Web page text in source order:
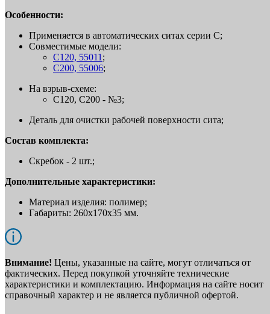
Особенности:
Применяется в автоматических ситах серии С;
Совместимые модели:
C120, 55011 ;
C200, 55006;
На взрыв-схеме:
C120, C200 - №3;
Деталь для очистки рабочей поверхности сита;
Состав комплекта:
Скребок - 2 шт.;
Дополнительные характеристики:
Материал изделия: полимер;
Габариты: 260x170x35 мм.
Внимание! Цены, указанные на сайте, могут отличаться от
фактических. Перед покупкой уточняйте технические
характеристики и комплектацию. Информация на сайте носит
справочный характер и не является публичной офертой.